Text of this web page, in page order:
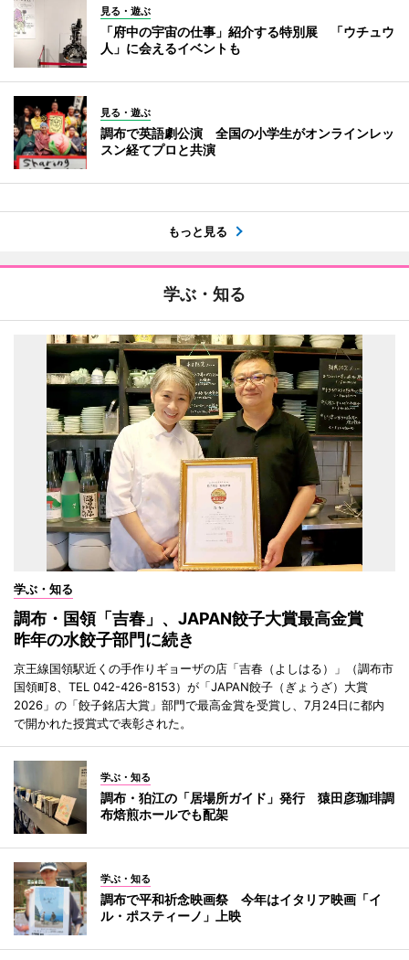
見る・遊ぶ
「府中の宇宙の仕事」紹介する特別展 「ウチュウ
人」に会えるイベントも
見る・遊ぶ
調布で英語劇公演 全国の小学生がオンラインレッ
スン経てプロと共演
もっと見る
学ぶ・知る
学ぶ・知る
調布・国領「吉春」、JAPAN餃子大賞最高金賞
昨年の水餃子部門に続き
京王線国領駅近くの手作りギョーザの店「吉春（よしはる）」（調布市
国領町8、TEL 042-426-8153）が「JAPAN餃子（ぎょうざ）大賞
2026」の「餃子銘店大賞」部門で最高金賞を受賞し、7月24日に都内
で開かれた授賞式で表彰された。
学ぶ・知る
調布・狛江の「居場所ガイド」発行 猿田彦珈琲調
布焙煎ホールでも配架
学ぶ・知る
調布で平和祈念映画祭 今年はイタリア映画「イ
ル・ポスティーノ」上映